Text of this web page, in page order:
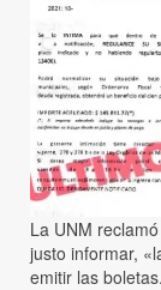
La UNM
justo informar,
emitir las boletas.